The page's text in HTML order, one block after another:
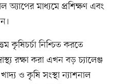
মাধ্যমে প্রশিক্ষণ এবং
কৃষিচর্চা নিশ্চিত করতে
রক্ষা করা এখন বড় চ্যালেঞ্জ
ও কৃষি সংস্থা ন্যাশনাল